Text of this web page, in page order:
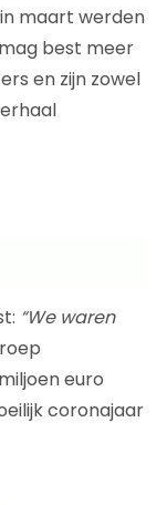
maart werden
best meer
en zijn zowel
“We waren
euro
coronajaar